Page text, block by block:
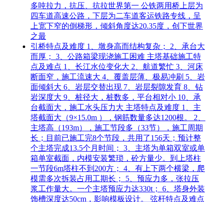
多吨拉力，抗压、抗拉世界第一 公铁两用桥上层为
四车道高速公路，下层为二车道客运铁路专线，呈
上宽下窄的倒梯形，倾斜角度达20.35度，创下世界
之最
引桥特点及难度 1、墩身高而结构复杂； 2、承台大
而厚； 3、公路箱梁现浇施工困难 主塔基础施工特
点及难点 1、长江水位变化大 2、航道繁忙 3、河床
断面窄，施工流速大 4、覆盖层薄、极易冲刷 5、岩
面倾斜大 6、岩层交替出现 7、岩层裂隙发育 8、钻
岩深度大 9、桩径大，桩数多，平台相对小 10、承
台截面大，施工水头压力大 主塔特点及难度 1、主
塔截面大（9×15.0m ），钢筋数量多达1200根。 2、
主塔高（193m），施工节段多（33节），施工周期
长；目前已施工完8个节段，共用了156天；预计整
个主塔完成13.5个月时间； 3、主塔为单箱双室或单
箱单室截面，内模安装繁琐，砼方量少。到上塔柱
一节段6m塔柱不到200方； 4、有上下两个横梁，爬
模需多次拆装占用工期长； 5、预应力多，张拉压
浆工作量大。一个主塔预应力达330t； 6、塔身外装
饰槽深度达50cm，影响模板设计。 弦杆特点及难点